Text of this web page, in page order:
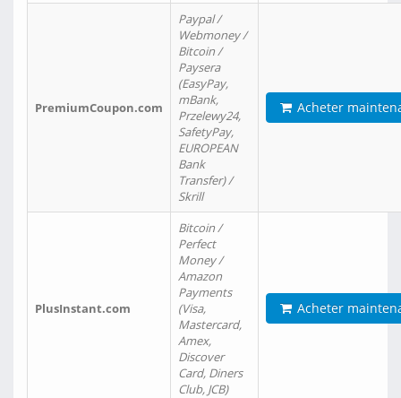
PremiumCoupon.com
Paypal /
Webmoney /
Bitcoin /
Paysera
(EasyPay,
mBank,
Przelewy24,
SafetyPay,
EUROPEAN
Bank
Transfer) /
Skrill
Acheter
PlusInstant.com
Bitcoin /
Perfect
Money /
Amazon
Payments
(Visa,
Mastercard,
Amex,
Discover
Card, Diners
Club, JCB)
Acheter